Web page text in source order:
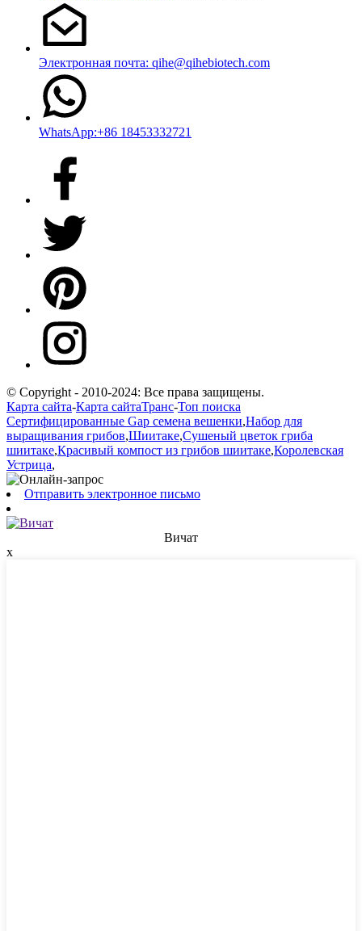
Электронная почта: qihe@qihebiotech.com
WhatsApp:+86 18453332721
© Copyright - 2010-2024: Все права защищены.
Карта сайта-Карта сайтаТранс-Топ поиска
Сертифицированные Gap семена вешенки,Набор для
выращивания грибов,Шиитаке,Сушеный цветок гриба
шиитаке,Красивый компост из грибов шиитаке,Королевская
Устрица,
Отправить электронное письмо
Вичат
х